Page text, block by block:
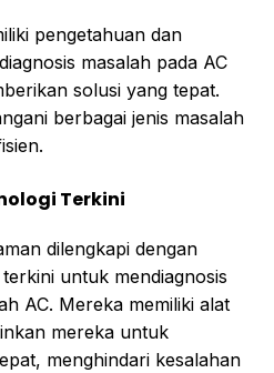
pengetahuan dan
masalah pada AC
solusi yang tepat.
berbagai jenis masalah
Terkini
dilengkapi dengan
untuk mendiagnosis
AC. Mereka memiliki alat
mereka untuk
menghindari kesalahan